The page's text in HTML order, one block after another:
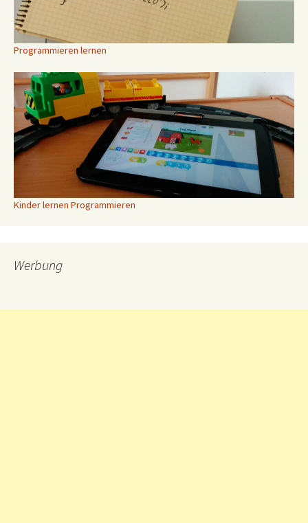
Programmieren lernen
Kinder lernen Programmieren
Werbung